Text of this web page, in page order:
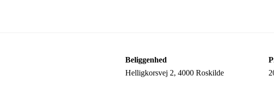
Beliggenhed
Helligkorsvej 2, 4000 Roskilde